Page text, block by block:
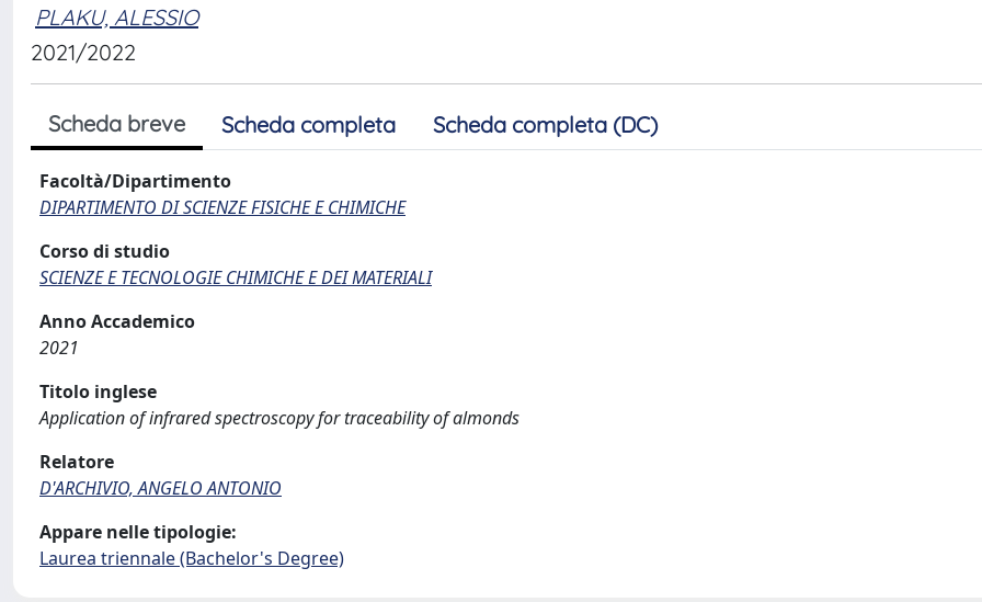
PLAKU, ALESSIO
2021/2022
Scheda breve Scheda completa Scheda completa (DC)
Facoltà/Dipartimento
DIPARTIMENTO DI SCIENZE FISICHE E CHIMICHE
Corso di studio
SCIENZE E TECNOLOGIE CHIMICHE E DEI MATERIALI
Anno Accademico
2021
Titolo inglese
Application of infrared spectroscopy for traceability of almonds
Relatore
D'ARCHIVIO, ANGELO ANTONIO
Appare nelle tipologie:
Laurea triennale (Bachelor's Degree)